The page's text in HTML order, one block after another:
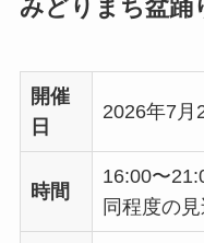
みどりまち盆踊
開催
日
2026年7月
時間
16:00〜
同程度の見